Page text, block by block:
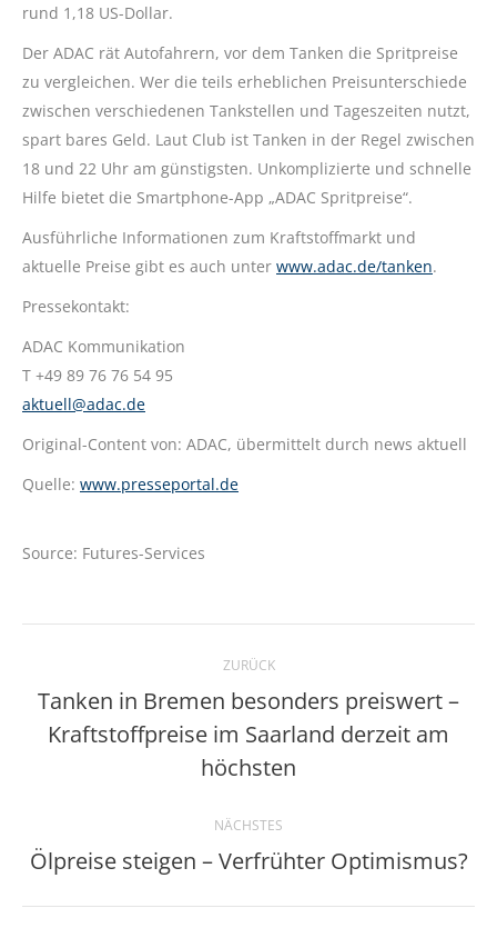
rund 1,18 US-Dollar.
Der ADAC rät Autofahrern, vor dem Tanken die Spritpreise
zu vergleichen. Wer die teils erheblichen Preisunterschiede
zwischen verschiedenen Tankstellen und Tageszeiten nutzt,
spart bares Geld. Laut Club ist Tanken in der Regel zwischen
18 und 22 Uhr am günstigsten. Unkomplizierte und schnelle
Hilfe bietet die Smartphone-App „ADAC Spritpreise“.
Ausführliche Informationen zum Kraftstoffmarkt und
aktuelle Preise gibt es auch unter www.adac.de/tanken.
Pressekontakt:
ADAC Kommunikation
T +49 89 76 76 54 95
aktuell@adac.de
Original-Content von: ADAC, übermittelt durch news aktuell
Quelle: www.presseportal.de
Source: Futures-Services
Kommentarnavigation
ZURÜCK
Vorheriger
Beitrag:
Tanken in Bremen besonders preiswert –
Kraftstoffpreise im Saarland derzeit am
höchsten
NÄCHSTES
Nächster
Ölpreise steigen – Verfrühter Optimismus?